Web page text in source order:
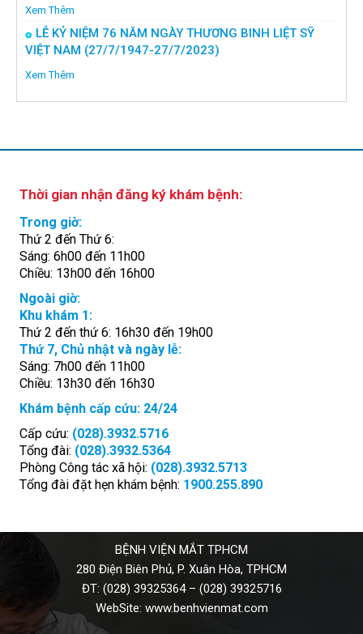
Xem Thêm
LỄ KỶ NIỆM 76 NĂM NGÀY THƯƠNG BINH LIỆT SỸ
VIỆT NAM (27/7/1947-27/7/2023)
Xem Thêm
Thời gian nhận đăng ký khám bệnh:
Trong giờ:
Thứ 2 đến Thứ 6:
Sáng: 6h00 đến 11h00
Chiều: 13h00 đến 16h00
Ngoài giờ:
Khu khám 1:
Thứ 2 đến thứ 6: 16h30 đến 19h00
Thứ 7, Chủ nhật và ngày lễ:
Sáng: 7h00 đến 11h00
Chiều: 13h30 đến 16h30
Khám bệnh cấp cứu: 24/24
Cấp cứu: (028).3932.5716
Tổng đài: (028).3932.5364
Phòng Công tác xã hội: (028).3932.5713
Tổng đài đặt hẹn khám bệnh: 1900.255.890
BỆNH VIỆN MẮT TPHCM
280 Điện Biên Phủ, P. Xuân Hòa, TPHCM
ĐT: (028) 39325364– (028) 39325716
WebSite: www.benhvienmat.com